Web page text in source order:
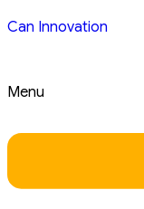
Can Innovation
Menu